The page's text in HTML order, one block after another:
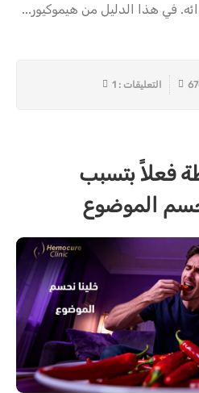
في هذا الدليل من هيموكيور...
التعليقات : 1
فعلاً بتسبب
الموضوع